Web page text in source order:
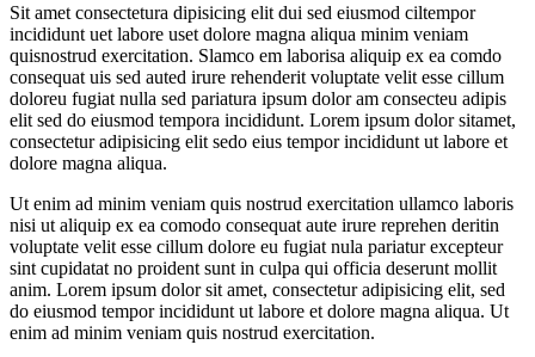
Sit amet consectetura dipisicing elit dui sed eiusmod ciltempor
incididunt uet labore uset dolore magna aliqua minim veniam
quisnostrud exercitation. Slamco em laborisa aliquip ex ea comdo
consequat uis sed auted irure rehenderit voluptate velit esse cillum
doloreu fugiat nulla sed pariatura ipsum dolor am consecteu adipis
elit sed do eiusmod tempora incididunt. Lorem ipsum dolor sitamet,
consectetur adipisicing elit sedo eius tempor incididunt ut labore et
dolore magna aliqua.
Ut enim ad minim veniam quis nostrud exercitation ullamco laboris
nisi ut aliquip ex ea comodo consequat aute irure reprehen deritin
voluptate velit esse cillum dolore eu fugiat nula pariatur excepteur
sint cupidatat no proident sunt in culpa qui officia deserunt mollit
anim. Lorem ipsum dolor sit amet, consectetur adipisicing elit, sed
do eiusmod tempor incididunt ut labore et dolore magna aliqua. Ut
enim ad minim veniam quis nostrud exercitation.